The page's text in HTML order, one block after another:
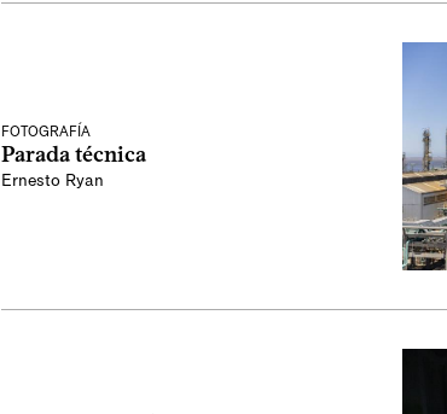
FOTOGRAFÍA
Parada técnica
Ernesto Ryan